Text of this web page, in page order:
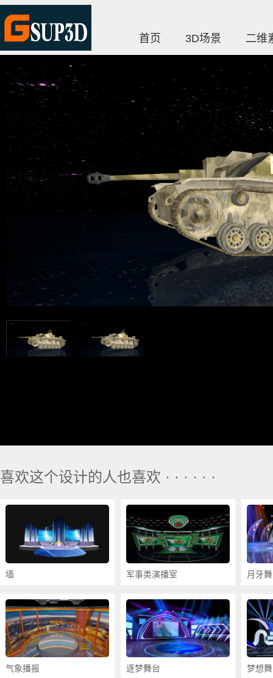
首页 3D场景 二维
喜欢这个设计的人也喜欢 · · · · · ·
墙 军事类演播室 月牙
气象播报 逐梦舞台 梦想